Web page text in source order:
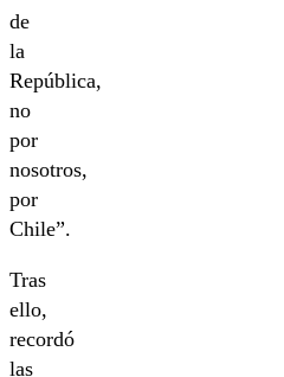
de
la
República,
no
por
nosotros,
por
Chile”.
Tras
ello,
recordó
las